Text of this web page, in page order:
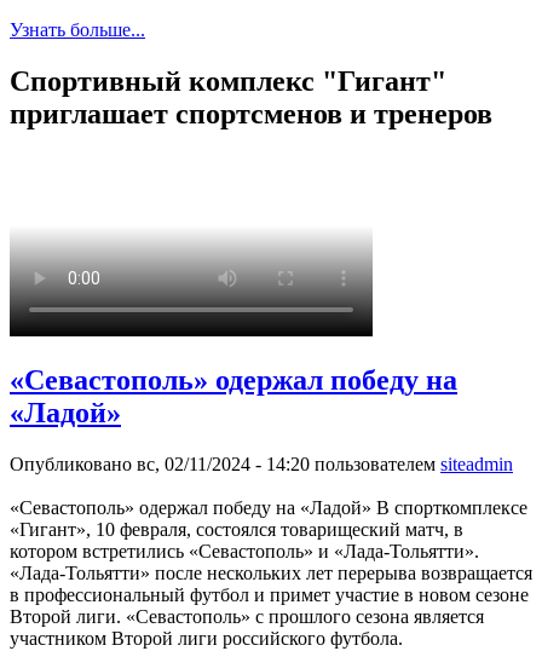
Узнать больше...
Спортивный комплекс "Гигант"
приглашает спортсменов и тренеров
«Севастополь» одержал победу на
«Ладой»
Опубликовано вс, 02/11/2024 - 14:20 пользователем siteadmin
«Севастополь» одержал победу на «Ладой» В спорткомплексе
«Гигант», 10 февраля, состоялся товарищеский матч, в
котором встретились «Севастополь» и «Лада-Тольятти».
«Лада-Тольятти» после нескольких лет перерыва возвращается
в профессиональный футбол и примет участие в новом сезоне
Второй лиги. «Севастополь» с прошлого сезона является
участником Второй лиги российского футбола.